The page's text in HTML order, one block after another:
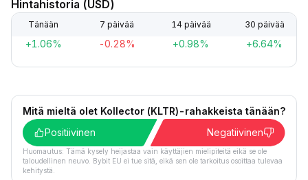
Hintahistoria (USD)
Tänään 7 päivää 14 päivää 30 päivää
+1.06% -0.28% +0.98% +6.64%
Mitä mieltä olet Kollector (KLTR)-rahakkeista tänään?
Positiivinen
Negatiivinen
Huomautus: Tämä kysely heijastaa vain käyttäjien mielipiteitä eikä se ole
taloudellinen neuvo. Bybit EU ei tue sitä, eikä sen ole tarkoitus osoittaa tulevaa
kehitystä.